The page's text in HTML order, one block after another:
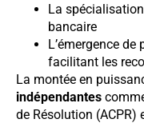
La
bancaire
L’émergence
facilitant les
La montée en
indépendantes
de Résolution (ACPR)